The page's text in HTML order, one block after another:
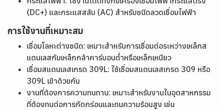
(DC+) และกระแสสลับ (AC) สำหรับชนิดลวดเชื่อมไฟฟ้า
การใช้งานที่เหมาะสม
เชื่อมโลหะต่างชนิด: เหมาะสำหรับการเชื่อมต่อระหว่างเหล็กส
แตนเลสกับเหล็กกล้าคาร์บอนต่ำหรือเหล็กเหนียว
เชื่อมสแตนเลสเกรด 309L: ใช้เชื่อมสแตนเลสเกรด 309 หรือ
309L เข้าด้วยกัน
งานที่ต้องการความทนทาน: เหมาะสำหรับงานในอุตสาหกรรม
ที่ต้องทนต่อการกัดกร่อนและทนความร้อนสูง เช่น